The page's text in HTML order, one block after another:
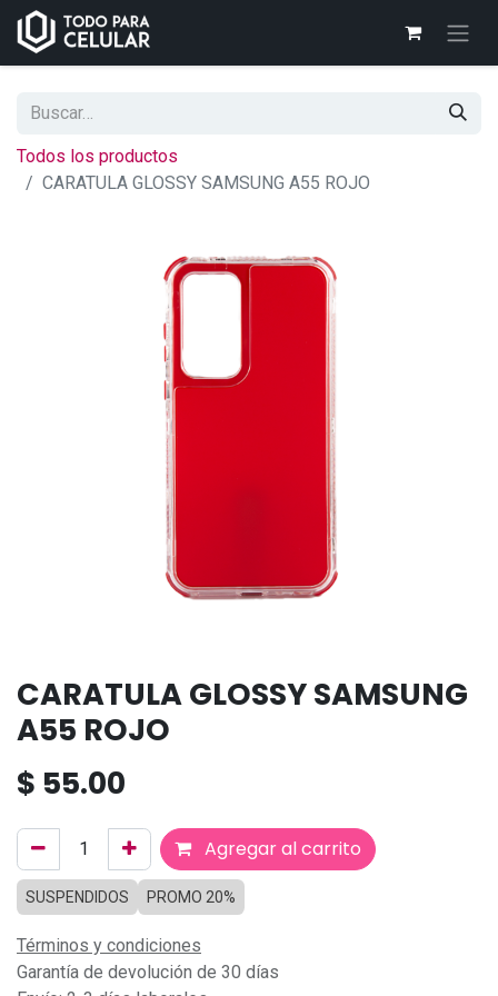
Todos los productos
CARATULA GLOSSY SAMSUNG A55 ROJO
CARATULA GLOSSY SAMSUNG
A55 ROJO
$ 55.00
Agregar al carrito
SUSPENDIDOS PROMO 20%
Términos y condiciones
Garantía de devolución de 30 días